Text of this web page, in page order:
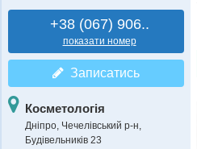
+38 (067) 906..
показати номер
Записатись
Косметологія
Дніпро, Чечелівський р-н,
Будівельників 23